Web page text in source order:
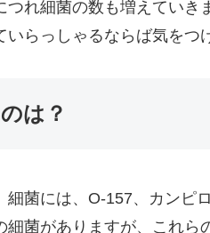
れ細菌の数も増えていき
らっしゃるならば気をつ
は？
菌には、O-157、カンピ
菌がありますが、これら